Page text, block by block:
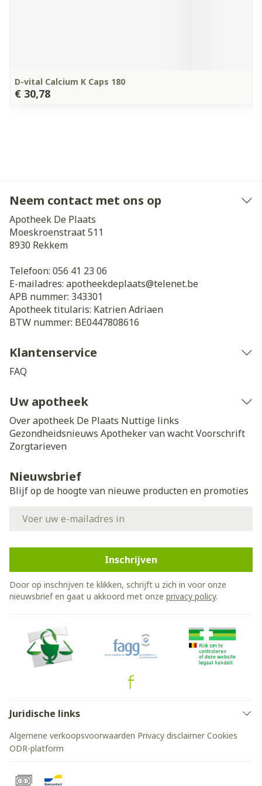
D-vital Calcium K Caps 180
€ 30,78
Neem contact met ons op
Apotheek De Plaats
Moeskroenstraat 511
8930 Rekkem
Telefoon: 056 41 23 06
E-mailadres: apotheekdeplaats@telenet.be
APB nummer: 343301
Apotheek titularis: Katrien Adriaen
BTW nummer: BE0447808616
Klantenservice
FAQ
Uw apotheek
Over apotheek De Plaats Nuttige links
Gezondheidsnieuws Apotheker van wachtVoorschrift
Zorgtarieven
Nieuwsbrief
Blijf op de hoogte van nieuwe producten en promoties
Inschrijven
Door op inschrijven te klikken, schrijft u zich in voor onze
nieuwsbrief en gaat u akkoord met onze privacy policy.
Juridische links
Algemene verkoopsvoorwaarden Privacy disclaimer Cookies
ODR-platform